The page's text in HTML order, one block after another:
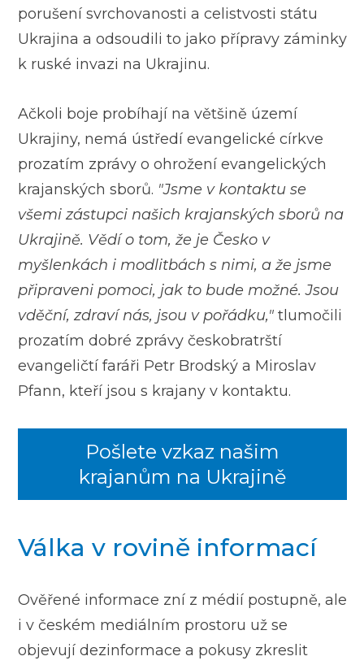
porušení svrchovanosti a celistvosti státu
Ukrajina a odsoudili to jako přípravy záminky
k ruské invazi na Ukrajinu.
Ačkoli boje probíhají na většině území
Ukrajiny, nemá ústředí evangelické církve
prozatím zprávy o ohrožení evangelických
krajanských sborů. "Jsme v kontaktu se
všemi zástupci našich krajanských sborů na
Ukrajině. Vědí o tom, že je Česko v
myšlenkách i modlitbách s nimi, a že jsme
připraveni pomoci, jak to bude možné. Jsou
vděční, zdraví nás, jsou v pořádku," tlumočili
prozatím dobré zprávy českobratrští
evangeličtí faráři Petr Brodský a Miroslav
Pfann, kteří jsou s krajany v kontaktu.
Pošlete vzkaz našim
krajanům na Ukrajině
Válka v rovině informací
Ověřené informace zní z médií postupně, ale
i v českém mediálním prostoru už se
objevují dezinformace a pokusy zkreslit